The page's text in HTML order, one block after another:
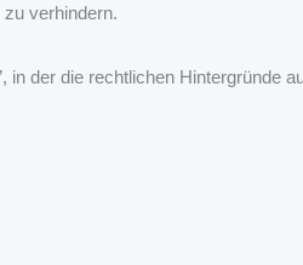
verhindern.
der die rechtlichen Hintergründe